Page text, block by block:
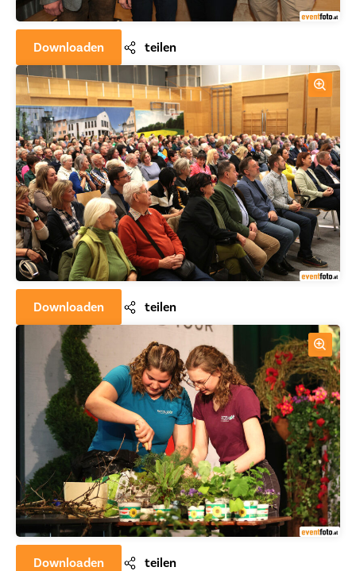
Downloaden teilen
Downloaden teilen
Downloaden teilen